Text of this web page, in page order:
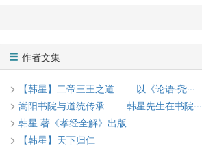
作者文集
【韩星】二帝三王之道 ——以《论语·尧···
嵩阳书院与道统传承 ——韩星先生在书院···
韩星 著《孝经全解》出版
【韩星】天下归仁